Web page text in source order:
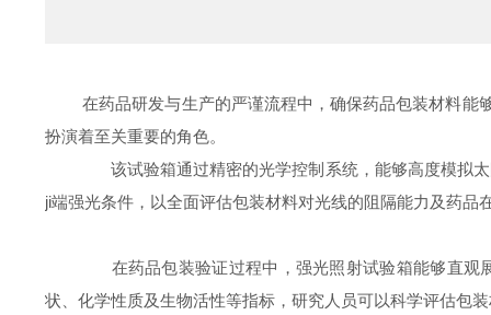
在药品研发与生产的严谨流程中，确保药品包装材料能够
扮演着至关重要的角色。
该试验箱通过精密的光学控制系统，能够高度模拟太
ji端强光条件，以全面评估包装材料对光线的阻隔能力及药品
在药品包装验证过程中，强光照射试验箱能够直观
状、化学性质及生物活性等指标，研究人员可以科学评估包